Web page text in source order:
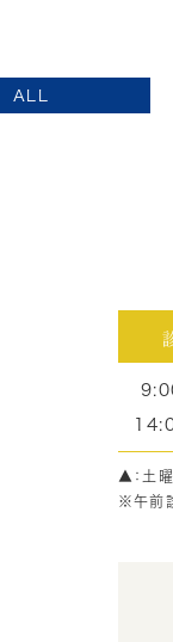
ALL
▲：土
※午前